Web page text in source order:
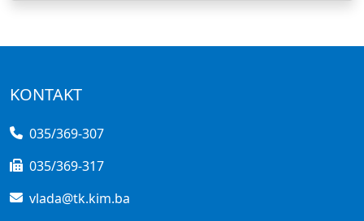
KONTAKT
035/369-307
035/369-317
vlada@tk.kim.ba